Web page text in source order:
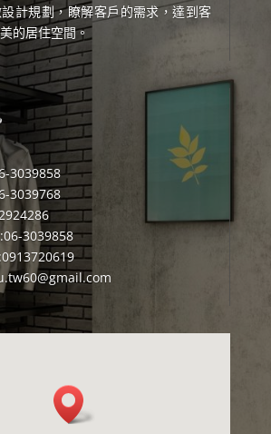
計規劃，瞭解客戶的需求，達到客
的居住空間。
3039858
3039768
3039858